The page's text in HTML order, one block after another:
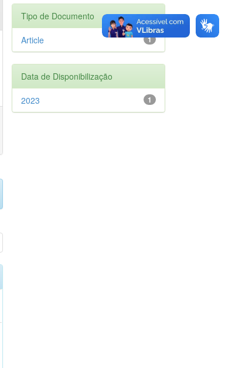
Tipo de Documento
1
Article
Data de Disponibilização
1
2023